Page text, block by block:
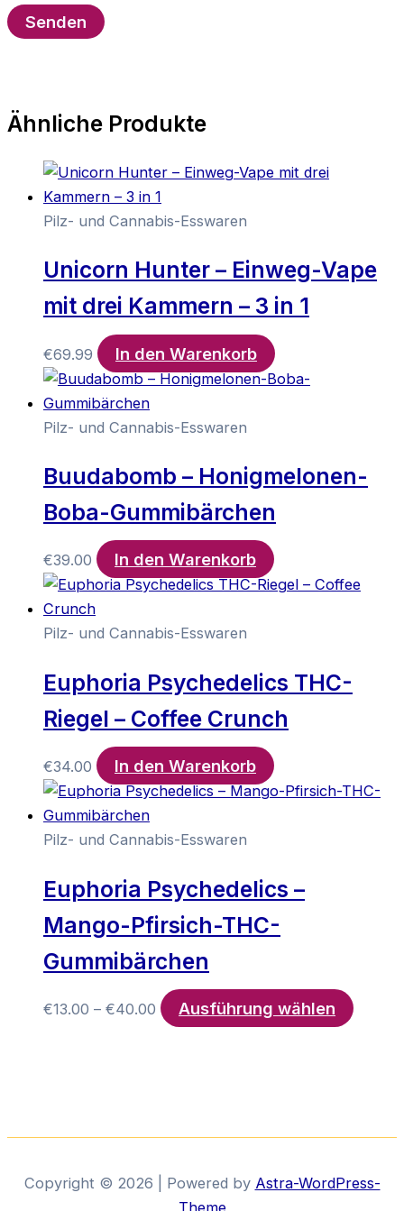
Ähnliche Produkte
Pilz- und Cannabis-Esswaren
Unicorn Hunter – Einweg-Vape
mit drei Kammern – 3 in 1
€69.99 In den Warenkorb
Pilz- und Cannabis-Esswaren
Buudabomb – Honigmelonen-
Boba-Gummibärchen
€39.00 In den Warenkorb
Pilz- und Cannabis-Esswaren
Euphoria Psychedelics THC-
Riegel – Coffee Crunch
€34.00 In den Warenkorb
Pilz- und Cannabis-Esswaren
Euphoria Psychedelics –
Mango-Pfirsich-THC-
Gummibärchen
€13.00 – €40.00 Preisspanne:
€13.00
Ausführung wählen
Dieses
Copyright © 2026 | Powered by Astra-WordPress-
Theme